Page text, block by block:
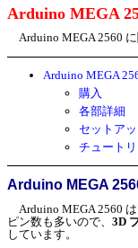
Arduino MEGA
Arduino MEGA 2560
Arduino MEGA
購入
各部詳細
セットア
チュート
Arduino MEGA
Arduino MEGA 2560 は
ピン数も多いので、 3D
しています。